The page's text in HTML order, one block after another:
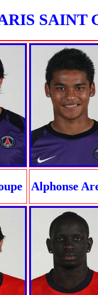
SAINT
Alphonse